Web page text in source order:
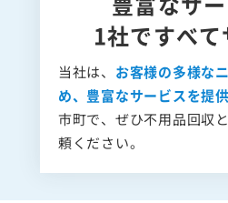
豊富なサ
1社ですべて
当社は、 お客様の多様な
め、豊富なサービスを提供
市町で、ぜひ不用品回収
頼ください。